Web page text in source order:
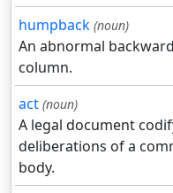
humpback (noun)
An abnormal
column.
act (noun)
A legal document
deliberations of a
body.